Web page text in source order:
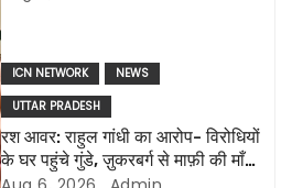
ICN NETWORK
NEWS
UTTAR PRADESH
रश आवर: राहुल गांधी का आरोप- विरोधियों
के घर पहुंचे गुंडे, ज़ुकरबर्ग से माफ़ी की माँग
और भी कई मुद्दे